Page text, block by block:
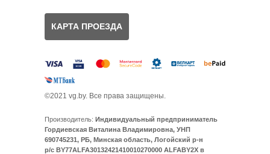
Производитель: Индивидуальный предприниматель
Гордиевская Виталина Владимировна, УНП
690745231, РБ, Минская область, Логойский р-н
р/с BY77ALFA30132421410010270000 ALFABY2X в
КАРТА ПРОЕЗДА
©2021 vg.by. Все права защищены.